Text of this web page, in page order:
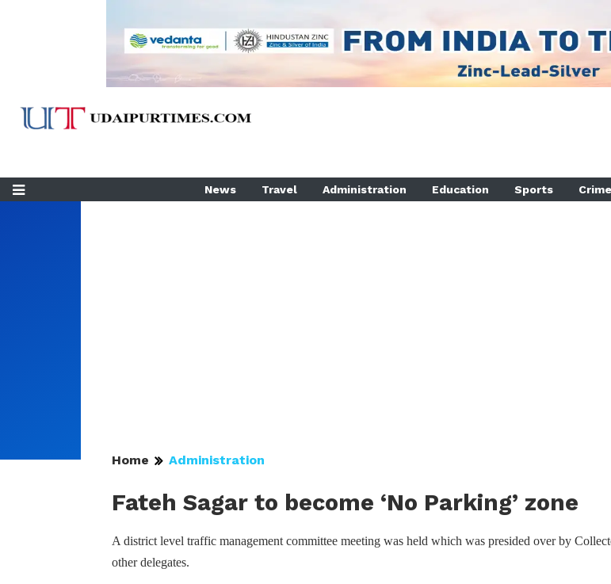
News Travel Administration Education Sports Crime
Home Administration
Fateh Sagar to become ‘No Parking’ zone
A district level traffic management committee meeting was held which was presided over by
other delegates.